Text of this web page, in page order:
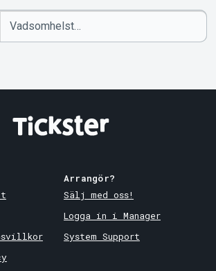
Arrangör?
Sälj med oss!
Logga in i Manager
System Support